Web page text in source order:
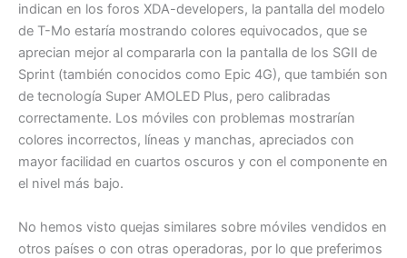
indican en los foros XDA-developers, la pantalla del modelo
de T-Mo estaría mostrando colores equivocados, que se
aprecian mejor al compararla con la pantalla de los SGII de
Sprint (también conocidos como Epic 4G), que también son
de tecnología Super AMOLED Plus, pero calibradas
correctamente. Los móviles con problemas mostrarían
colores incorrectos, líneas y manchas, apreciados con
mayor facilidad en cuartos oscuros y con el componente en
el nivel más bajo.
No hemos visto quejas similares sobre móviles vendidos en
otros países o con otras operadoras, por lo que preferimos